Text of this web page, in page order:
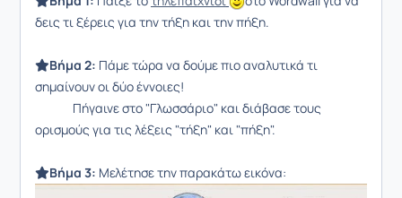
δεις τι ξέρεις για την τήξη και την πήξη.
Βήμα 2: Πάμε τώρα να δούμε πιο αναλυτικά τι
σημαίνουν οι δύο έννοιες!
Πήγαινε στο "Γλωσσάριο" και διάβασε τους
ορισμούς για τις λέξεις "τήξη" και "πήξη".
Βήμα 3: Μελέτησε την παρακάτω εικόνα: